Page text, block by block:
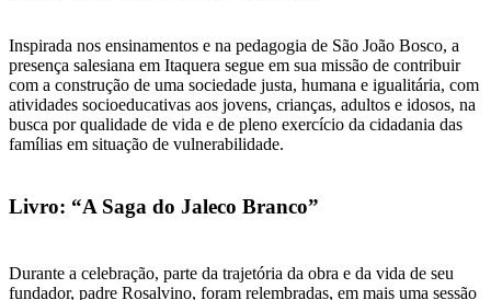
Inspirada nos ensinamentos e na pedagogia de São João Bosco, a
presença salesiana em Itaquera segue em sua missão de contribuir
com a construção de uma sociedade justa, humana e igualitária, com
atividades socioeducativas aos jovens, crianças, adultos e idosos, na
busca por qualidade de vida e de pleno exercício da cidadania das
famílias em situação de vulnerabilidade.
Livro: “A Saga do Jaleco Branco”
Durante a celebração, parte da trajetória da obra e da vida de seu
fundador, padre Rosalvino, foram relembradas, em mais uma sessão